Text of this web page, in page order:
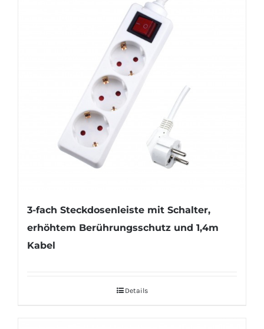
3-fach Steckdosenleiste mit Schalter,
erhöhtem Berührungsschutz und 1,4m
Kabel
Details